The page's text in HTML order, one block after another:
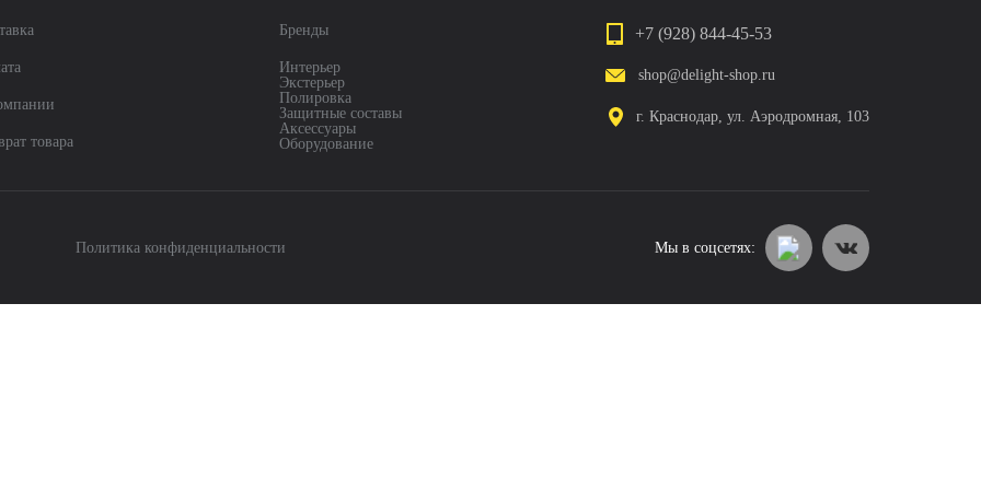
товара
Бренды
Интерьер
Экстерьер
Полировка
Защитные составы
Аксессуары
Оборудование
+7 (928) 844-45-53
shop@delight-shop.ru
г. Краснодар, ул. Аэродромная, 103
Политика конфиденциальности Мы в соцсетях: